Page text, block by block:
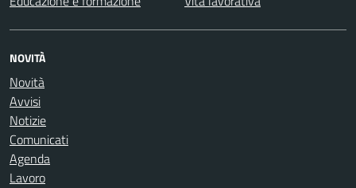
NOVITÀ
Novità
Avvisi
Notizie
Comunicati
Agenda
Lavoro